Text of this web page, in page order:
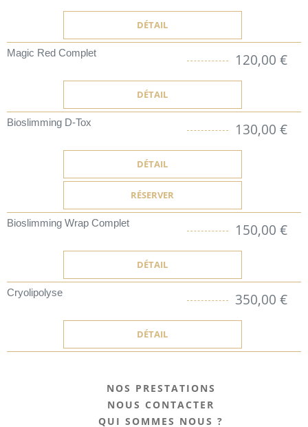
DÉTAIL
Magic Red Complet 120,00 €
DÉTAIL
Bioslimming D-Tox 130,00 €
DÉTAIL
RÉSERVER
Bioslimming Wrap Complet 150,00 €
DÉTAIL
Cryolipolyse 350,00 €
DÉTAIL
NOS PRESTATIONS
NOUS CONTACTER
QUI SOMMES NOUS ?